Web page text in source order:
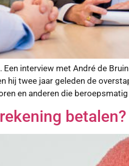
Een interview met André de
hij twee jaar geleden de
en anderen die
betalen?